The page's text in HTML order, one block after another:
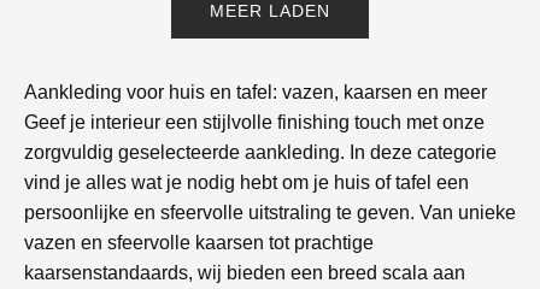
MEER LADEN
Aankleding voor huis en tafel: vazen, kaarsen en meer
Geef je interieur een stijlvolle finishing touch met onze
zorgvuldig geselecteerde aankleding. In deze categorie
vind je alles wat je nodig hebt om je huis of tafel een
persoonlijke en sfeervolle uitstraling te geven. Van unieke
vazen en sfeervolle kaarsen tot prachtige
kaarsenstandaards, wij bieden een breed scala aan